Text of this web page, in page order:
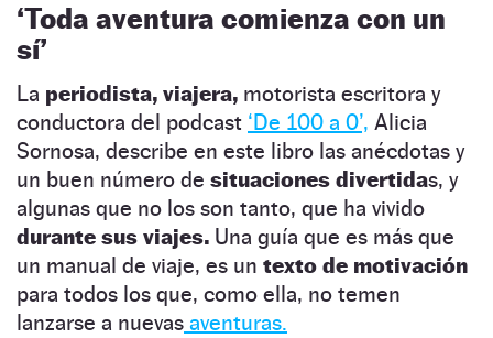
‘Toda aventura comienza con un
sí’
La periodista, viajera, motorista escritora y
conductora del podcast ‘De 100 a 0’, Alicia
Sornosa, describe en este libro las anécdotas y
un buen número de situaciones divertidas, y
algunas que no los son tanto, que ha vivido
durante sus viajes. Una guía que es más que
un manual de viaje, es un texto de motivación
para todos los que, como ella, no temen
lanzarse a nuevas aventuras.